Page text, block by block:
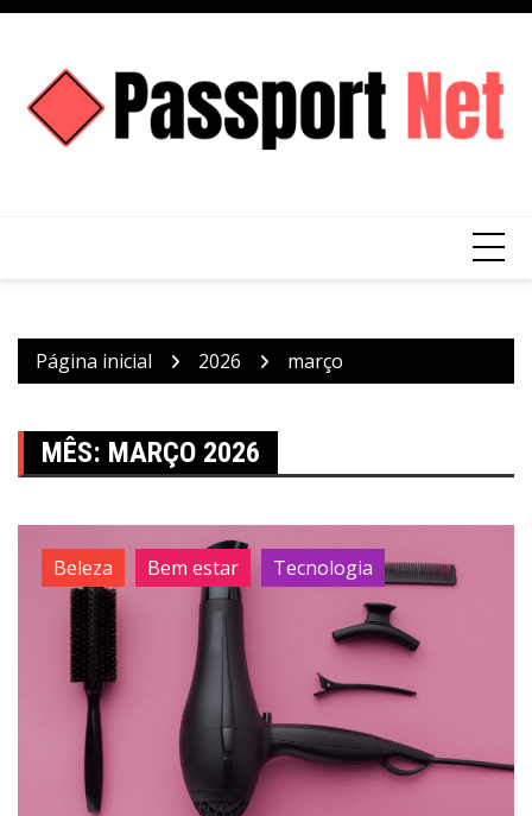
Ir
conteúdo
Página inicial 2026 março
MÊS: MARÇO 2026
Beleza Bem estar Tecnologia